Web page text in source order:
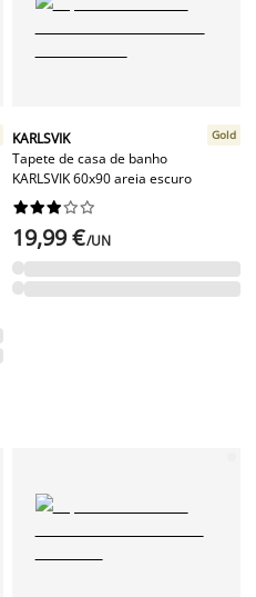
KARLSVIK
Tapete de casa de banho
KARLSVIK 60x90 areia escuro
Gold






19,99 €/UN